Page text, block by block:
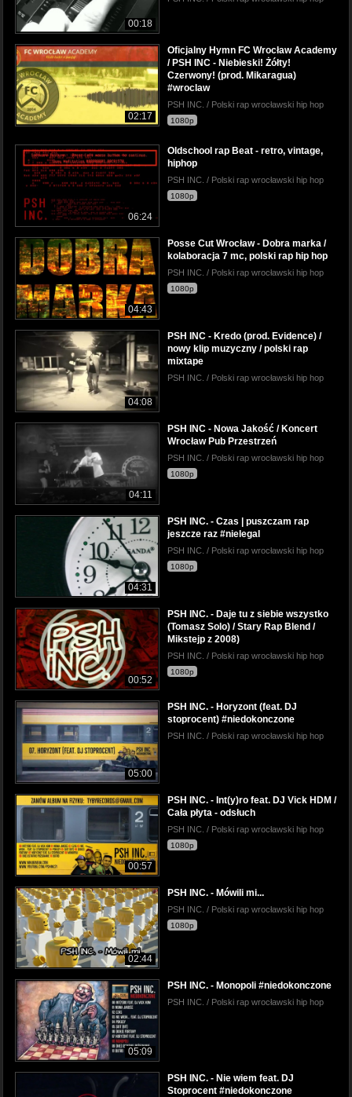
00:18
02:17
Oficjalny Hymn FC Wrocław Academy
/ PSH INC - Niebieski! Żółty!
Czerwony! (prod. Mikaragua)
#wroclaw
PSH INC. / Polski rap wrocławski hip hop
1080p
06:24
Oldschool rap Beat - retro, vintage,
hiphop
PSH INC. / Polski rap wrocławski hip hop
1080p
04:43
Posse Cut Wrocław - Dobra marka /
kolaboracja 7 mc, polski rap hip hop
PSH INC. / Polski rap wrocławski hip hop
1080p
04:08
PSH INC - Kredo (prod. Evidence) /
nowy klip muzyczny / polski rap
mixtape
PSH INC. / Polski rap wrocławski hip hop
04:11
PSH INC - Nowa Jakość / Koncert
Wrocław Pub Przestrzeń
PSH INC. / Polski rap wrocławski hip hop
1080p
04:31
PSH INC. - Czas | puszczam rap
jeszcze raz #nielegal
PSH INC. / Polski rap wrocławski hip hop
1080p
00:52
PSH INC. - Daje tu z siebie wszystko
(Tomasz Solo) / Stary Rap Blend /
Mikstejp z 2008)
PSH INC. / Polski rap wrocławski hip hop
1080p
05:00
PSH INC. - Horyzont (feat. DJ
stoprocent) #niedokonczone
PSH INC. / Polski rap wrocławski hip hop
00:57
PSH INC. - Int(y)ro feat. DJ Vick HDM /
Cała płyta - odsłuch
PSH INC. / Polski rap wrocławski hip hop
1080p
02:44
PSH INC. - Mówili mi...
PSH INC. / Polski rap wrocławski hip hop
1080p
05:09
PSH INC. - Monopoli #niedokonczone
PSH INC. / Polski rap wrocławski hip hop
PSH INC. - Nie wiem feat. DJ
Stoprocent #niedokonczone